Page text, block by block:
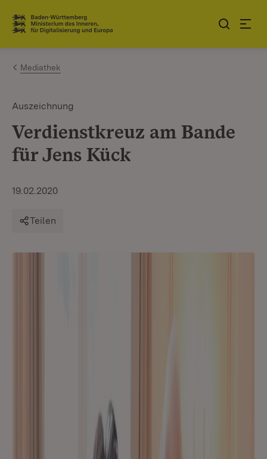
Zum Inhalt springen
Link zur Startseite
Mediathek
Auszeichnung
Verdienstkreuz am Bande
für Jens Kück
19.02.2020
Teilen